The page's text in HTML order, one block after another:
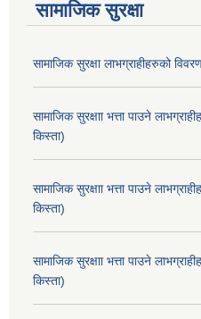
सामाजिक सुरक्षा
सामाजिक सुरक्षा लाभग्राहीहरुको
सामाजिक सुरक्षाा भत्ता पाउने
किस्ता)
सामाजिक सुरक्षाा भत्ता पाउने
किस्ता)
सामाजिक सुरक्षाा भत्ता पाउने
किस्ता)